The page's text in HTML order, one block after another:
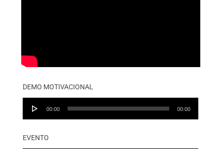
DEMO MOTIVACIONAL
Audio
00:00 00:00
EVENTO